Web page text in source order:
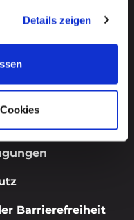
.
Details zeigen
Barrierefreiheit